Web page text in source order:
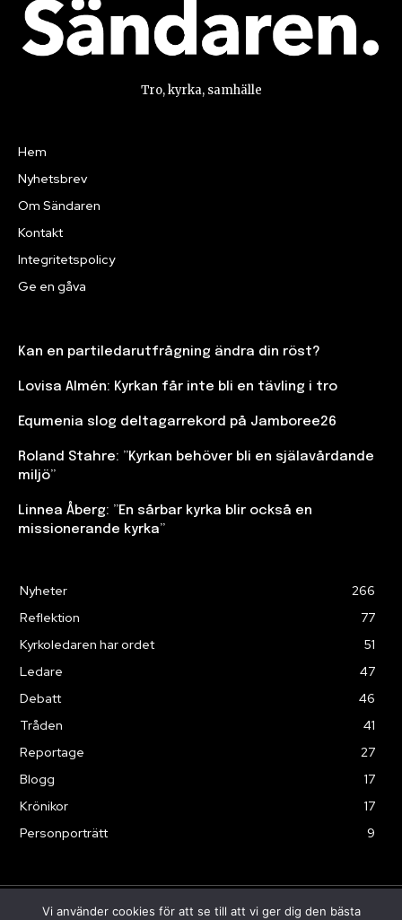
Tro, kyrka, samhälle
Hem
Nyhetsbrev
Om Sändaren
Kontakt
Integritetspolicy
Ge en gåva
Kan en partiledarutfrågning ändra din röst?
Lovisa Almén: Kyrkan får inte bli en tävling i tro
Equmenia slog deltagarrekord på Jamboree26
Roland Stahre: ”Kyrkan behöver bli en själavårdande
miljö”
Linnea Åberg: ”En sårbar kyrka blir också en
missionerande kyrka”
Nyheter
266
Reflektion
77
Kyrkoledaren har ordet
51
Ledare
47
Debatt
46
Tråden
41
Reportage
27
Blogg
17
Krönikor
17
Personporträtt
9
© Sändaren 2025
Vi använder cookies för att se till att vi ger dig den bästa